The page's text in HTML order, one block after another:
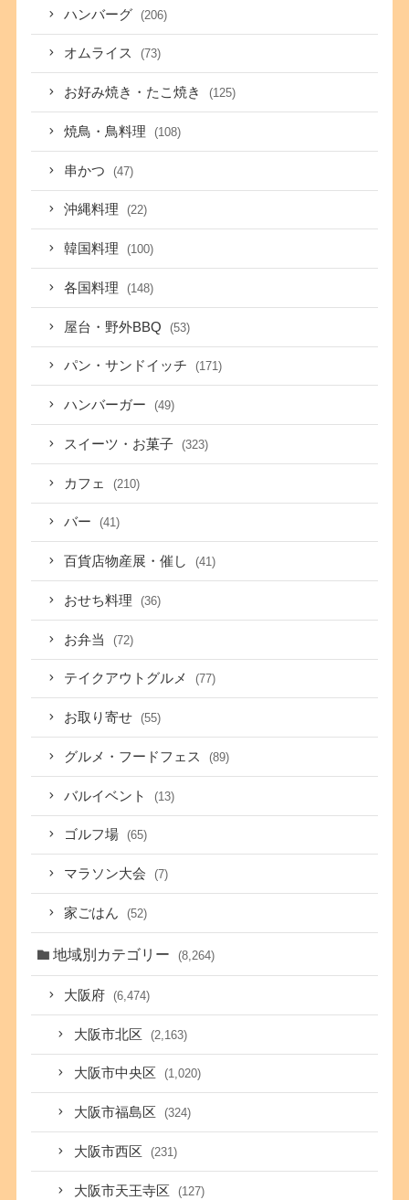
ハンバーグ (206)
オムライス (73)
お好み焼き・たこ焼き (125)
焼鳥・鳥料理 (108)
串かつ (47)
沖縄料理 (22)
韓国料理 (100)
各国料理 (148)
屋台・野外BBQ (53)
パン・サンドイッチ (171)
ハンバーガー (49)
スイーツ・お菓子 (323)
カフェ (210)
バー (41)
百貨店物産展・催し (41)
おせち料理 (36)
お弁当 (72)
テイクアウトグルメ (77)
お取り寄せ (55)
グルメ・フードフェス (89)
バルイベント (13)
ゴルフ場 (65)
マラソン大会 (7)
家ごはん (52)
地域別カテゴリー (8,264)
大阪府 (6,474)
大阪市北区 (2,163)
大阪市中央区 (1,020)
大阪市福島区 (324)
大阪市西区 (231)
大阪市天王寺区 (127)